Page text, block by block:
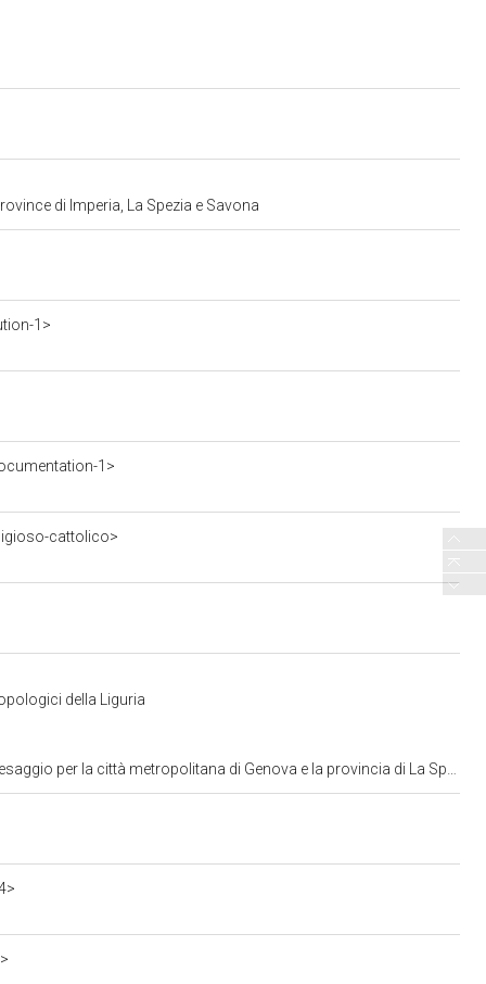
di Imperia, La Spezia e Savona
1>
1>
cattolico>
della Liguria
per la città metropolitana di Genova e la provincia di La Spezia